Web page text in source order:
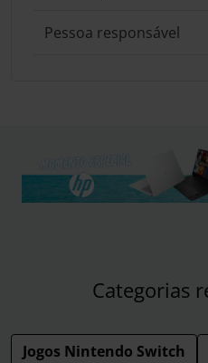
Pessoa responsável
Categorias
Jogos Nintendo Switch